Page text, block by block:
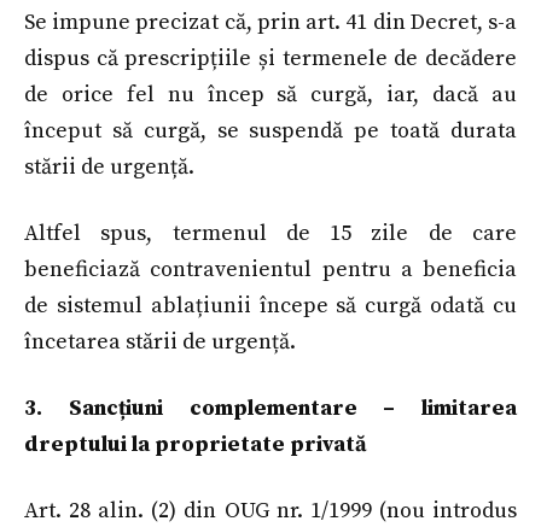
Se impune precizat că, prin art. 41 din Decret, s-a
dispus că prescripțiile și termenele de decădere
de orice fel nu încep să curgă, iar, dacă au
început să curgă, se suspendă pe toată durata
stării de urgență.
Altfel spus, termenul de 15 zile de care
beneficiază contravenientul pentru a beneficia
de sistemul ablațiunii începe să curgă odată cu
încetarea stării de urgență.
3. Sancțiuni complementare – limitarea
dreptului la proprietate privată
Art. 28 alin. (2) din OUG nr. 1/1999 (nou introdus